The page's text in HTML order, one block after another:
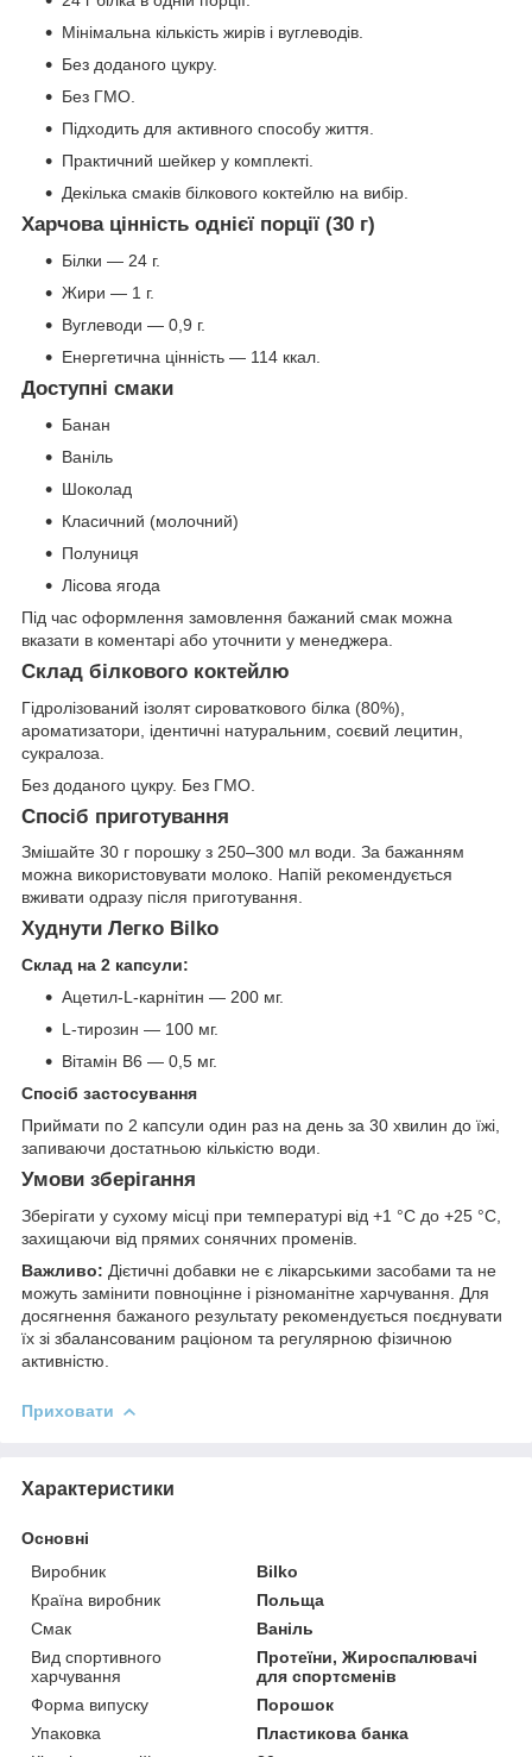
Мінімальна кількість жирів і вуглеводів.
Без доданого цукру.
Без ГМО.
Підходить для активного способу життя.
Практичний шейкер у комплекті.
Декілька смаків білкового коктейлю на вибір.
Харчова цінність однієї порції (30 г)
Білки — 24 г.
Жири — 1 г.
Вуглеводи — 0,9 г.
Енергетична цінність — 114 ккал.
Доступні смаки
Банан
Ваніль
Шоколад
Класичний (молочний)
Полуниця
Лісова ягода
Під час оформлення замовлення бажаний смак можна
вказати в коментарі або уточнити у менеджера.
Склад білкового коктейлю
Гідролізований ізолят сироваткового білка (80%),
ароматизатори, ідентичні натуральним, соєвий лецитин,
сукралоза.
Без доданого цукру. Без ГМО.
Спосіб приготування
Змішайте 30 г порошку з 250–300 мл води. За бажанням
можна використовувати молоко. Напій рекомендується
вживати одразу після приготування.
Худнути Легко Bilko
Склад на 2 капсули:
Ацетил-L-карнітин — 200 мг.
L-тирозин — 100 мг.
Вітамін B6 — 0,5 мг.
Спосіб застосування
Приймати по 2 капсули один раз на день за 30 хвилин до їжі,
запиваючи достатньою кількістю води.
Умови зберігання
Зберігати у сухому місці при температурі від +1 °C до +25 °C,
захищаючи від прямих сонячних променів.
Важливо: Дієтичні добавки не є лікарськими засобами та не
можуть замінити повноцінне і різноманітне харчування. Для
досягнення бажаного результату рекомендується поєднувати
їх зі збалансованим раціоном та регулярною фізичною
активністю.
Приховати
Характеристики
Основні
Виробник
Bilko
Країна виробник
Польща
Смак
Ваніль
Вид спортивного
харчування
Протеїни, Жироспалювачі
для спортсменів
Форма випуску
Порошок
Упаковка
Пластикова банка